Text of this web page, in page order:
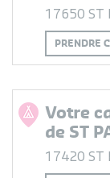
17650 ST
PRENDRE
Votre
de ST
17420 ST